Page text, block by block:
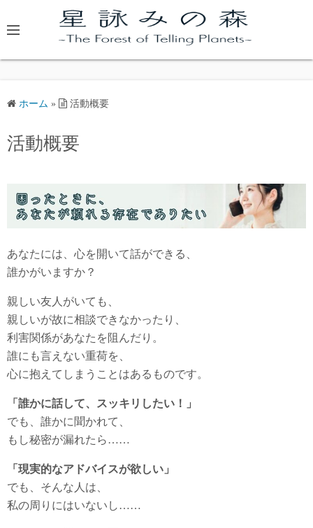
ン
ン
へ
キ
ッ
ホーム » 活動概要
活動概要
あなたには、心を開いて話ができる、
誰かがいますか？
親しい友人がいても、
親しいが故に相談できなかったり、
利害関係があなたを阻んだり。
誰にも言えない重荷を、
心に抱えてしまうことはあるものです。
「誰かに話して、スッキリしたい！」
でも、誰かに聞かれて、
もし秘密が漏れたら……
「現実的なアドバイスが欲しい」
でも、そんな人は、
私の周りにはいないし……